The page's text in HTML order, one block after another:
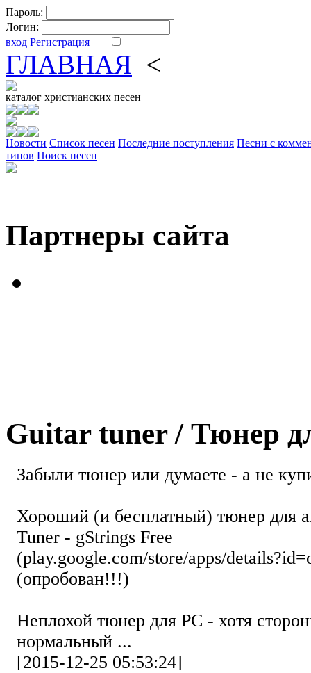
Пароль:
Логин:
вход Регистрация
ГЛАВНАЯ <
каталог христианских песен
Новости Cписок песен Последние поступления Песни с
типов Поиск песен
Партнеры сайта
Guitar tuner / Тюнер
Забыли тюнер или думаете - а не
Хороший (и бесплатный) тюнер для
Tuner - gStrings Free
(play.google.com/store/apps/
(опробован!!!)
Неплохой тюнер для РС - хотя
нормальный ...
[2015-12-25 05:53:24]